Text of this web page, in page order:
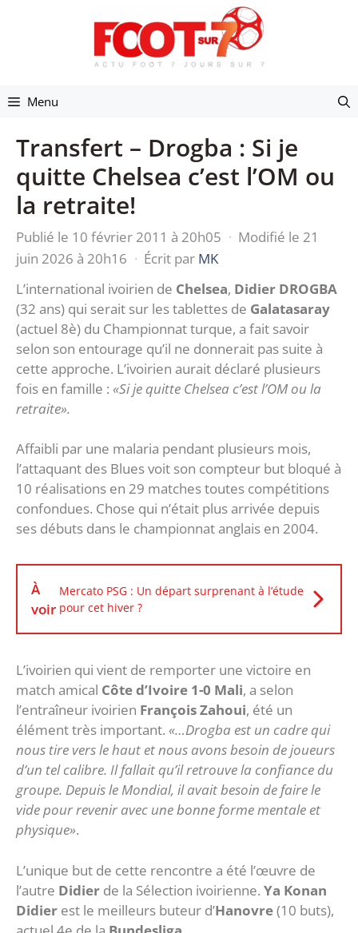
Menu
Transfert – Drogba : Si je
quitte Chelsea c’est l’OM ou
la retraite!
Publié le 10 février 2011 à 20h05 · Modifié le 21
juin 2026 à 20h16 · Écrit par MK
L’international ivoirien de Chelsea, Didier DROGBA
(32 ans) qui serait sur les tablettes de Galatasaray
(actuel 8è) du Championnat turque, a fait savoir
selon son entourage qu’il ne donnerait pas suite à
cette approche. L’ivoirien aurait déclaré plusieurs
fois en famille : «Si je quitte Chelsea c’est l’OM ou la
retraite».
Affaibli par une malaria pendant plusieurs mois,
l’attaquant des Blues voit son compteur but bloqué à
10 réalisations en 29 matches toutes compétitions
confondues. Chose qui n’était plus arrivée depuis
ses débuts dans le championnat anglais en 2004.
À
voir
Mercato PSG : Un départ surprenant à l’étude
pour cet hiver ?
L’ivoirien qui vient de remporter une victoire en
match amical Côte d’Ivoire 1-0 Mali, a selon
l’entraîneur ivoirien François Zahoui, été un
élément très important. «…Drogba est un cadre qui
nous tire vers le haut et nous avons besoin de joueurs
d’un tel calibre. Il fallait qu’il retrouve la confiance du
groupe. Depuis le Mondial, il avait besoin de faire le
vide pour revenir avec une bonne forme mentale et
physique».
L’unique but de cette rencontre a été l’œuvre de
l’autre Didier de la Sélection ivoirienne. Ya Konan
Didier est le meilleurs buteur d’Hanovre(10 buts),